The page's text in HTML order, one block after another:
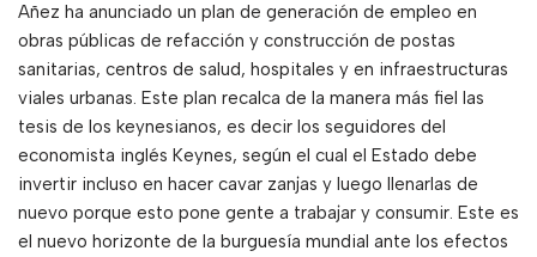
Añez ha anunciado un plan de generación de empleo en
obras públicas de refacción y construcción de postas
sanitarias, centros de salud, hospitales y en infraestructuras
viales urbanas. Este plan recalca de la manera más fiel las
tesis de los keynesianos, es decir los seguidores del
economista inglés Keynes, según el cual el Estado debe
invertir incluso en hacer cavar zanjas y luego llenarlas de
nuevo porque esto pone gente a trabajar y consumir. Este es
el nuevo horizonte de la burguesía mundial ante los efectos